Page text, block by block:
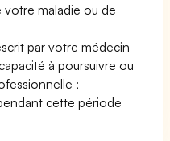
votre maladie ou de
par votre médecin
à poursuivre ou
;
cette période